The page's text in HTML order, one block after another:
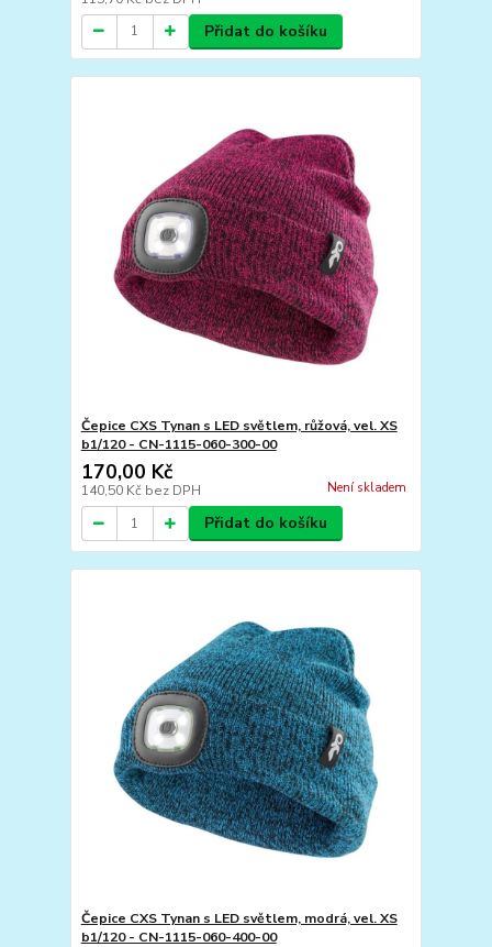
Přidat do košíku
Čepice CXS Tynan s LED světlem, růžová, vel. XS
b1/120 - CN-1115-060-300-00
170,00 Kč
140,50 Kč bez DPH Není skladem
Přidat do košíku
Čepice CXS Tynan s LED světlem, modrá, vel. XS
b1/120 - CN-1115-060-400-00